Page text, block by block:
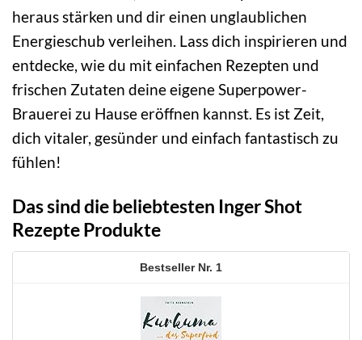
heraus stärken und dir einen unglaublichen
Energieschub verleihen. Lass dich inspirieren und
entdecke, wie du mit einfachen Rezepten und
frischen Zutaten deine eigene Superpower-
Brauerei zu Hause eröffnen kannst. Es ist Zeit,
dich vitaler, gesünder und einfach fantastisch zu
fühlen!
Das sind die beliebtesten Inger Shot
Rezepte Produkte
1